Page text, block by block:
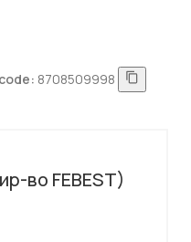
8708509998
во FEBEST)